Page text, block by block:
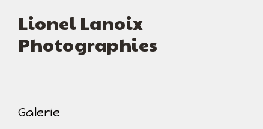
Lionel Lanoix
Photographies
Galerie